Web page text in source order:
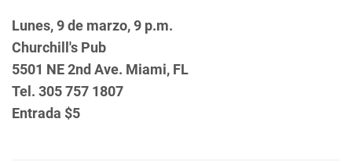
Lunes, 9 de marzo, 9 p.m.
Churchill's Pub
5501 NE 2nd Ave. Miami, FL
Tel. 305 757 1807
Entrada $5